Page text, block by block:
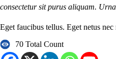
consectetur sit purus aliquam.
Eget faucibus tellus. Eget netus
70 Total Count